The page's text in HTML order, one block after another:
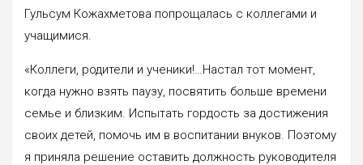
Гульсум Кожахметова попрощалась с коллегами и
учащимися.
«Коллеги, родители и ученики!…Настал тот момент,
когда нужно взять паузу, посвятить больше времени
семье и близким. Испытать гордость за достижения
своих детей, помочь им в воспитании внуков. Поэтому
я приняла решение оставить должность руководителя